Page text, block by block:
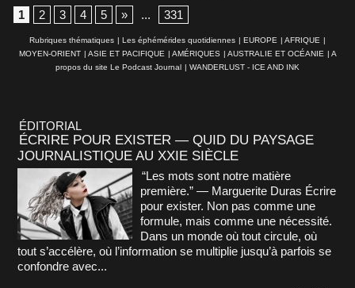
1
2 3 4 5 » ... 331
Rubriques thématiques | Les éphémérides quotidiennes | EUROPE | AFRIQUE |
MOYEN-ORIENT | ASIE ET PACIFIQUE | AMÉRIQUES | AUSTRALIE ET OCÉANIE | A
propos du site Le Podcast Journal | WANDERLUST - ICE AND INK
ÉDITORIAL
ÉCRIRE POUR EXISTER — QUID DU PAYSAGE
JOURNALISTIQUE AU XXIE SIÈCLE
“Les mots sont notre matière
première.” — Marguerite Duras Écrire
pour exister. Non pas comme une
formule, mais comme une nécessité.
Dans un monde où tout circule, où
tout s’accélère, où l’information se multiplie jusqu’à parfois se
confondre avec...